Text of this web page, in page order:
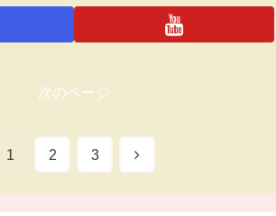
次のページ
1 2 3 次